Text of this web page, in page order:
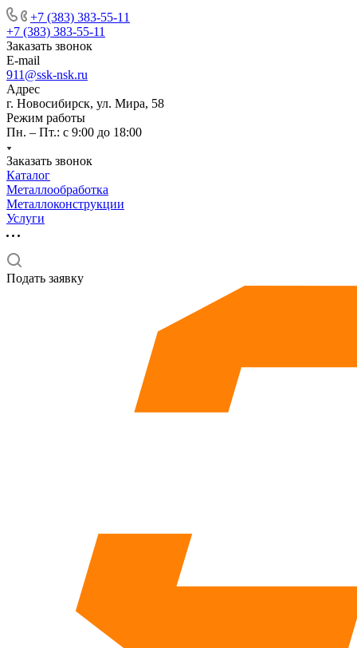
+7 (383) 383-55-11
+7 (383) 383-55-11
Заказать звонок
E-mail
911@ssk-nsk.ru
Адрес
г. Новосибирск, ул. Мира, 58
Режим работы
Пн. – Пт.: с 9:00 до 18:00
Заказать звонок
Каталог
Металлообработка
Металлоконструкции
Услуги
Подать заявку